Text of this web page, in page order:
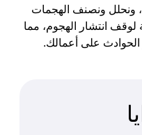
ونحلل ونصنف الهجمات
لوقف انتشار الهجوم، مما
الحوادث على أعمالك.